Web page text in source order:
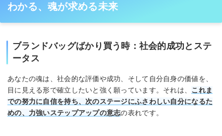
わかる、魂が求める未来
ブランドバッグばかり買う時：社会的成功とステ
ータス
あなたの魂は、社会的な評価や成功、そして自分自身の価値を、
目に見える形で確立したいと強く願っています。それは、 これま
での努力に自信を持ち、次のステージにふさわしい自分になるた
めの、力強いステップアップの意志の表れです。